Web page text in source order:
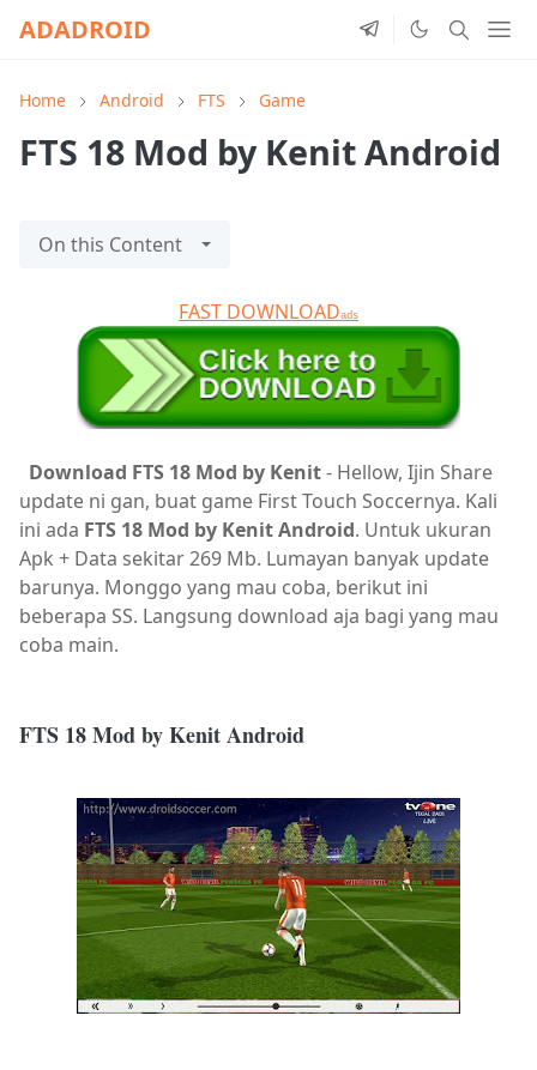
ADADROID
Home Android FTS Game
FTS 18 Mod by Kenit Android
On this Content
FAST DOWNLOADads
Download FTS 18 Mod by Kenit- Hellow, Ijin Share
update ni gan, buat game First Touch Soccernya. Kali
ini ada FTS 18 Mod by Kenit Android. Untuk ukuran
Apk + Data sekitar 269 Mb. Lumayan banyak update
barunya. Monggo yang mau coba, berikut ini
beberapa SS. Langsung download aja bagi yang mau
coba main.
FTS 18 Mod by Kenit Android